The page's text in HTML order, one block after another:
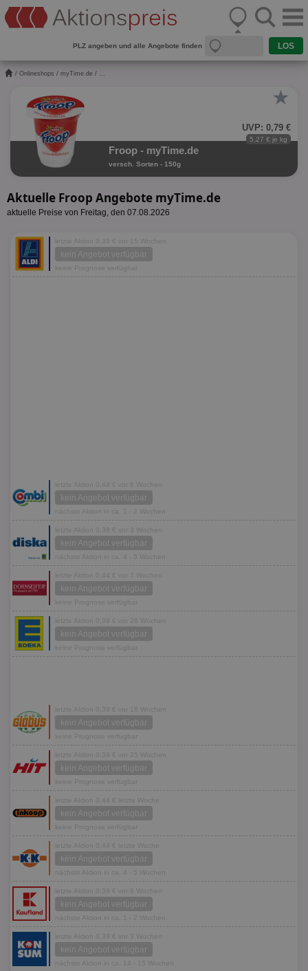
PLZ angeben und alle Angebote finden
/ Onlineshops / myTime.de / ...
★
UVP: 0,79 €
5,27 € je kg
Froop - myTime.de
versch. Sorten - 150g
Aktuelle Froop Angebote myTime.de
aktuelle Preise von Freitag, den 07.08.2026
letzte Aktion 0,39 € vor 15 Wochen
kein Angebot verfügbar
keine Prognose verfügbar
letzte Aktion 0,44 € vor 6 Wochen
kein Angebot verfügbar
nächste Aktion in ca. 1 - 2 Wochen
letzte Aktion 0,39 € vor 3 Wochen
kein Angebot verfügbar
nächste Aktion in ca. 4 - 5 Wochen
letzte Aktion 0,44 € vor 7 Wochen
kein Angebot verfügbar
keine Prognose verfügbar
letzte Aktion 0,39 € vor 26 Wochen
kein Angebot verfügbar
keine Prognose verfügbar
letzte Aktion 0,39 € vor 18 Wochen
kein Angebot verfügbar
keine Prognose verfügbar
letzte Aktion 0,39 € vor 25 Wochen
kein Angebot verfügbar
keine Prognose verfügbar
letzte Aktion 0,44 € letzte Woche
kein Angebot verfügbar
keine Prognose verfügbar
letzte Aktion 0,44 € letzte Woche
kein Angebot verfügbar
nächste Aktion in ca. 4 - 5 Wochen
letzte Aktion 0,39 € vor 6 Wochen
kein Angebot verfügbar
nächste Aktion in ca. 1 - 2 Wochen
letzte Aktion 0,39 € vor 3 Wochen
kein Angebot verfügbar
nächste Aktion in ca. 14 - 15 Wochen